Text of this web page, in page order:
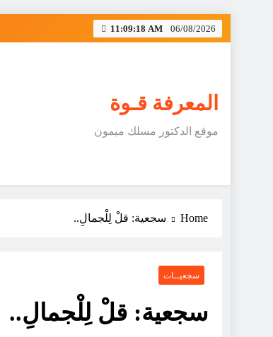
Skip
11:09:19 AM 06/08/2026
المعرفة قـوة
موقع الدكتور مسلك ميمون
Home سجعية: قلْ لِلْجمالِ..
سجعيــات
سجعية: قلْ لِلْجمالِ..